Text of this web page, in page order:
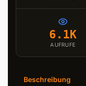
6.1K
AUFRUFE
Beschreibung